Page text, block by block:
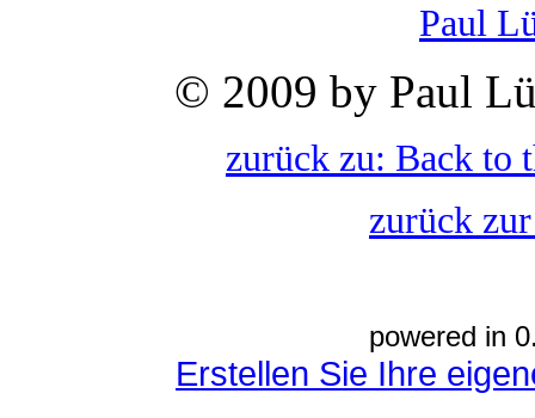
Paul
© 2009 by Paul
zurück zu: Back to
zurück
powered in
Erstellen Sie Ihre